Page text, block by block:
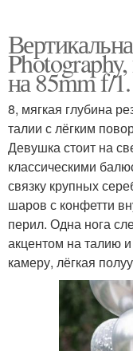
на 85mm f/1.
8, мягкая глубина
талии с лёгким
Девушка стоит на
классическими
связку крупных
шаров с конфетти
перил. Одна нога
акцентом на талию
камеру, лёгкая